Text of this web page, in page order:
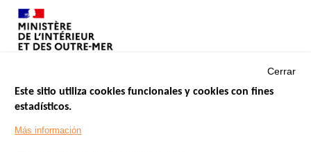
Footer
Cerrar
Este sitio utiliza cookies funcionales y cookies con fines
estadísticos.
Más información